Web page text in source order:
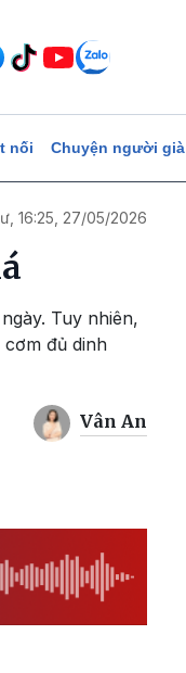
nối Chuyện người già
16:25, 27/05/2026
Tuy nhiên,
đủ dinh
Vân An